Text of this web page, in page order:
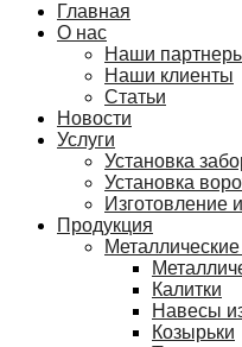
Главная
О нас
Наши
Наши клиенты
Статьи
Новости
Услуги
Установка
Установка
Изготовление
Продукция
Калитки
Навесы
Козырьки